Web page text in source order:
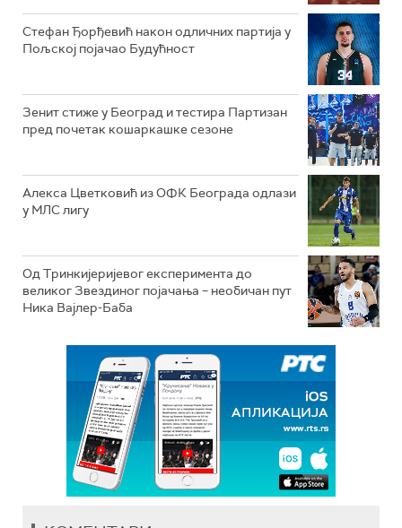
Стефан Ђорђевић након одличних партија у
Пољској појачао Будућност
Зенит стиже у Беогрaд и тестира Партизан
пред почетак кошаркашке сезоне
Алекса Цветковић из ОФК Београда одлази
у МЛС лигу
Од Тринкијеријевог експеримента до
великог Звездиног појачања – необичан пут
Ника Вајлер-Баба